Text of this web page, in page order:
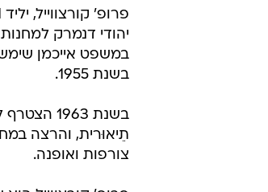
יהודי דנמרק
במשפט אייכמן
בשנת 1955.
בשנת
תֵיאוּרית, והרצה
צורפות ואופנה.